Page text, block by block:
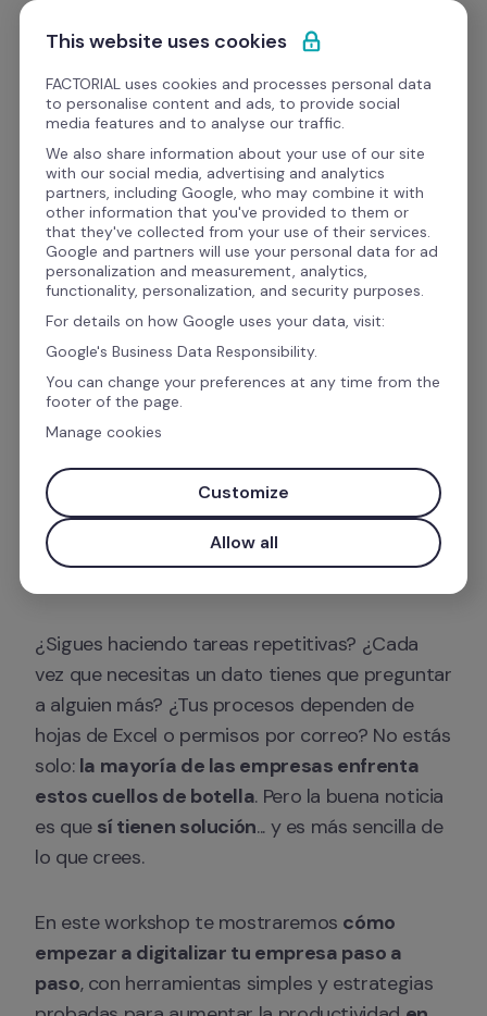
Ir al contenido
Empieza gratis
Webinars
Desempeño del equipo
Digitalización desde CERO
con expertos
Un workshop práctico para quienes ya se
cansaron de hacer lo mismo... ¡una y otra vez!
Día: 19 de mayo de 2025
Hora: 10:00 am, hora CDMX
¿Sigues haciendo tareas repetitivas? ¿Cada
vez que necesitas un dato tienes que preguntar
a alguien más? ¿Tus procesos dependen de
hojas de Excel o permisos por correo? No estás
solo: la mayoría de las empresas enfrenta
estos cuellos de botella. Pero la buena noticia
es que sí tienen solución... y es más sencilla de
lo que crees.
En este workshop te mostraremos cómo
empezar a digitalizar tu empresa paso a
paso, con herramientas simples y estrategias
This website uses cookies
FACTORIAL uses cookies and processes personal data
to personalise content and ads, to provide social
media features and to analyse our traffic.
We also share information about your use of our site
with our social media, advertising and analytics
partners, including Google, who may combine it with
other information that you've provided to them or
that they've collected from your use of their services.
Google and partners will use your personal data for ad
personalization and measurement, analytics,
functionality, personalization, and security purposes.
For details on how Google uses your data, visit:
Google's Business Data Responsibility.
You can change your preferences at any time from the
footer of the page.
Manage cookies
Customize
Allow all